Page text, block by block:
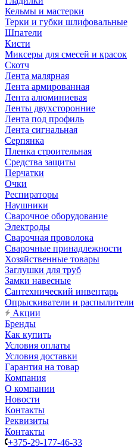
Кельмы и мастерки
Терки и губки шлифовальные
Шпатели
Кисти
Миксеры для смесей и красок
Скотч
Лента малярная
Лента армированная
Лента алюминиевая
Ленты двухсторонние
Лента под профиль
Лента сигнальная
Серпянка
Пленка строительная
Средства защиты
Перчатки
Очки
Респираторы
Наушники
Сварочное оборудование
Электроды
Сварочная проволока
Сварочные принадлежности
Хозяйственные товары
Заглушки для труб
Замки навесные
Сантехнический инвентарь
Опрыскиватели и распылители
Акции
Бренды
Как купить
Условия оплаты
Условия доставки
Гарантия на товар
Компания
О компании
Новости
Контакты
Реквизиты
Контакты
+375-29-177-46-33